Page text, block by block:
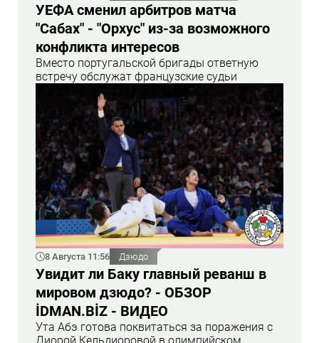
УЕФА сменил арбитров матча
"Сабах" - "Орхус" из-за возможного
конфликта интересов
Вместо португальской бригады ответную
встречу обслужат французские судьи
8 Августа 11:56 Дзюдо
Увидит ли Баку главный реванш в
мировом дзюдо? - ОБЗОР
İDMAN.BİZ - ВИДЕО
Ута Абэ готова поквитаться за поражения с